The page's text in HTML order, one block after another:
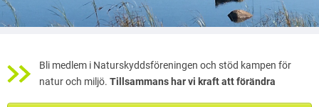
Skogen
Bli medlem i Naturskyddsföreningen och stöd kampen för
natur och miljö. Tillsammans har vi kraft att förändra